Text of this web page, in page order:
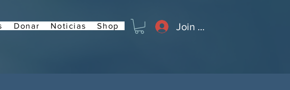
Donar Noticias Shop Join or Log In